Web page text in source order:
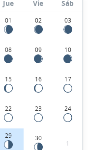
Jue Vie Sáb
01 02 03
08 09 10
15 16 17
22 23 24
29 30
1